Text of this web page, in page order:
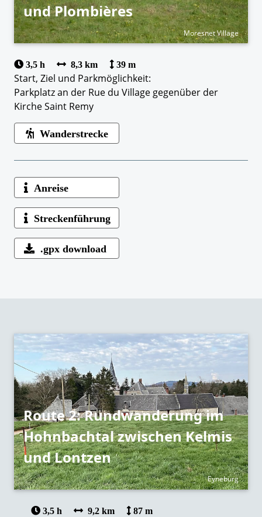
und Plombières
Moresnet Village
3,5 h 8,3 km 39 m
Start, Ziel und Parkmöglichkeit:
Parkplatz an der Rue du Village gegenüber der
Kirche Saint Remy
Wanderstrecke
Anreise
Streckenführung
.gpx download
Route 2: Rundwanderung im
Hohnbachtal zwischen Kelmis
und Lontzen
Eyneburg
3,5 h 9,2 km 87 m